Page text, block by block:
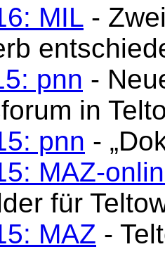
MIL -
pnn -
in
pnn -
MAZ-
für
MAZ -